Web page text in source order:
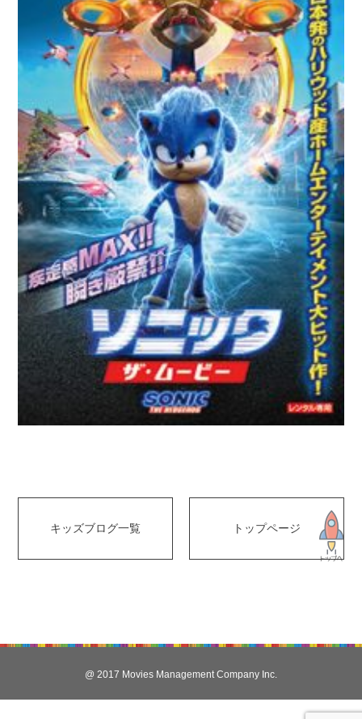
キッズブログ一覧 トップページ
@ 2017 Movies Management Company Inc.